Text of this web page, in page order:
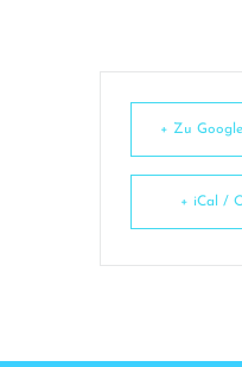
+ Zu
+ iCal /